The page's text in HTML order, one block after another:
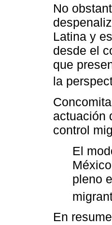
No
Latina y
desde el
que
la
actuación
control
El
pleno
En